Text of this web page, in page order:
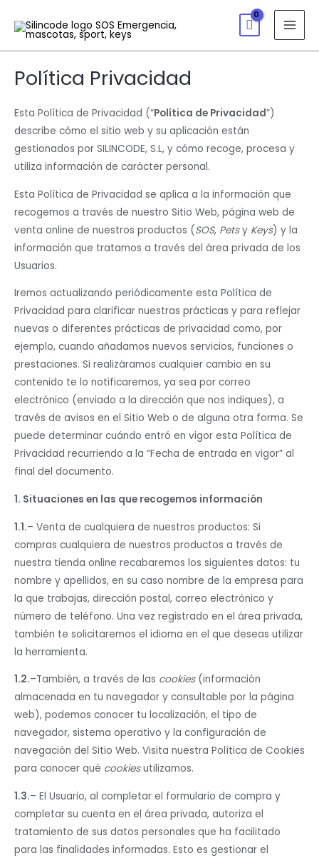
Política Privacidad
Esta Política de Privacidad (“Política de Privacidad”)
describe cómo el sitio web y su aplicación están
gestionados por SILINCODE, S.L, y cómo recoge, procesa y
utiliza información de carácter personal.
Esta Política de Privacidad se aplica a la información que
recogemos a través de nuestro Sitio Web, página web de
venta online de nuestros productos (SOS, Petsy Keys) y la
información que tratamos a través del área privada de los
Usuarios.
Iremos actualizando periódicamente esta Política de
Privacidad para clarificar nuestras prácticas y para reflejar
nuevas o diferentes prácticas de privacidad como, por
ejemplo, cuando añadamos nuevos servicios, funciones o
prestaciones. Si realizáramos cualquier cambio en su
contenido te lo notificaremos, ya sea por correo
electrónico (enviado a la dirección que nos indiques), a
través de avisos en el Sitio Web o de alguna otra forma. Se
puede determinar cuándo entró en vigor esta Política de
Privacidad recurriendo a la “Fecha de entrada en vigor” al
final del documento.
1. Situaciones en las que recogemos información
1.1.– Venta de cualquiera de nuestros productos: Si
compras cualquiera de nuestros productos a través de
nuestra tienda online recabaremos los siguientes datos: tu
nombre y apellidos, en su caso nombre de la empresa para
la que trabajas, dirección postal, correo electrónico y
número de teléfono. Una vez registrado en el área privada,
también te solicitaremos el idioma en el que deseas utilizar
la herramienta.
1.2.–También, a través de las cookies(información
almacenada en tu navegador y consultable por la página
web), podemos conocer tu localización, el tipo de
navegador, sistema operativo y la configuración de
navegación del Sitio Web. Visita nuestra Política de Cookies
para conocer qué cookiesutilizamos.
1.3.– El Usuario, al completar el formulario de compra y
completar su cuenta en el área privada, autoriza el
tratamiento de sus datos personales que ha facilitado
para las finalidades informadas. Esto es gestionar el